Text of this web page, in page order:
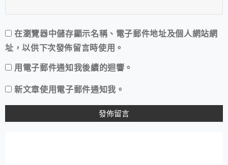
在瀏覽器中儲存顯示名稱、電子郵件地址及個人網站網
址，以供下次發佈留言時使用。
用電子郵件通知我後續的迴響。
新文章使用電子郵件通知我。